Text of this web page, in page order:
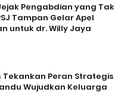
Pengabdian yang Tak
Tampan Gelar Apel
untuk dr. Willy Jaya
Tekankan Peran Strategis
Wujudkan Keluarga